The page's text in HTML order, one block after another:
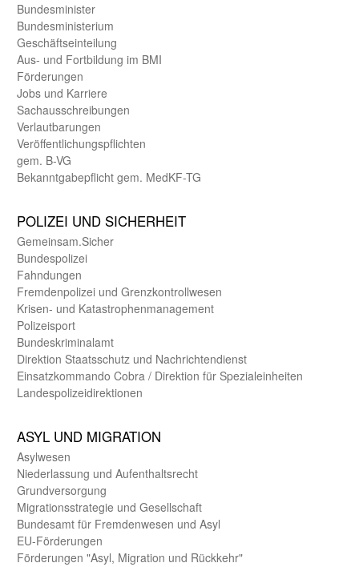
Bundes­minister
Bundes­ministerium
Geschäfts­einteilung
Aus- und Fortbildung im BMI
Förderungen
Jobs und Karriere
Sachaus­schreibungen
Verlautbarungen
Veröffentlichungspflichten
gem. B-VG
Bekanntgabepflicht gem. MedKF-TG
POLIZEI UND SICHER­HEIT
Gemein­sam.Sicher
Bundes­polizei
Fahndungen
Fremdenpolizei und Grenzkontrollwesen
Krisen- und Katastrophen­management
Polizeisport
Bundes­kriminal­amt
Direktion Staats­schutz und Nach­richten­dienst
Einsatz­kommando Cobra / Direktion für Spezialeinheiten
Landes­polizei­direk­tionen
ASYL UND MIGRA­TION
Asyl­wesen
Nieder­lassung und Aufent­halts­recht
Grund­versorgung
Migrations­strategie und Gesell­schaft
Bundes­amt für Fremden­wesen und Asyl
EU-Förde­rungen
Förderungen "Asyl, Migration und Rückkehr"